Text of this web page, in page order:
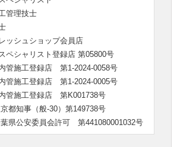
管理技士
ッシュショップ会員店
ペシャリスト登録店 第05800号
管施工登録店 第1-2024-0058号
管施工登録店 第1-2024-0005号
管施工登録店 第K001738号
都知事（般-30）第149738号
県公安委員会許可 第441080001032号